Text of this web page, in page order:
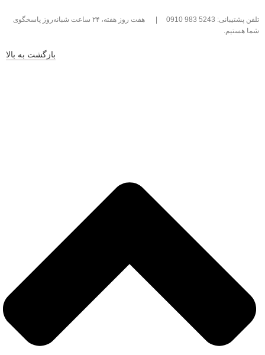
تلفن پشتیبانی: 5243 983 0910
هفت روز هفته، ۲۴ ساعت شبانه‌روز پاسخگوی
شما هستیم.
بازگشت به بالا